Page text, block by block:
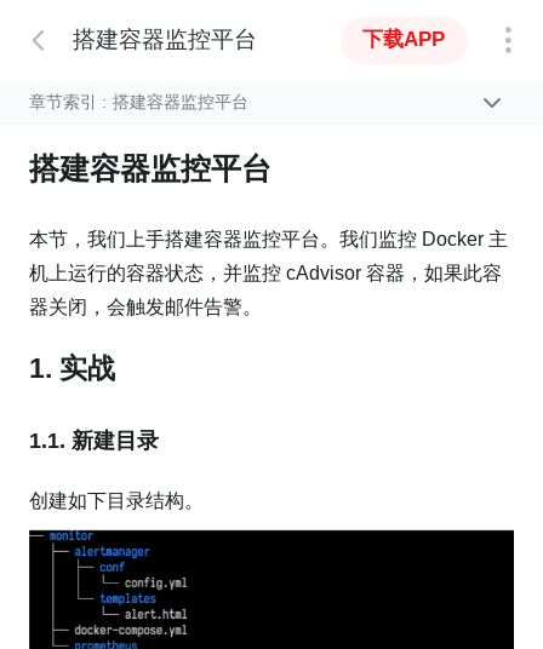
搭建容器监控平台 下载APP
章节索引 : 搭建容器监控平台
搭建容器监控平台
本节，我们上手搭建容器监控平台。我们监控 Docker 主
机上运行的容器状态，并监控 cAdvisor 容器，如果此容
器关闭，会触发邮件告警。
1. 实战
1.1. 新建目录
创建如下目录结构。